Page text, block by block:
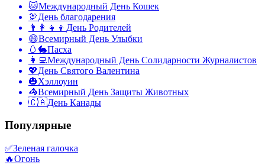
🐱Международный День Кошек
🦃День благодарения
👨‍👩‍👧‍👦 День Родителей
😄Всемирный День Улыбки
🥚🐇Пасха
👩‍💻Международный День Солидарности Журналистов
💖День Святого Валентина
🎃Хэллоуин
🦓Всемирный День Защиты Животных
🇨🇦День Канады
Популярные
✅Зеленая галочка
🔥Огонь